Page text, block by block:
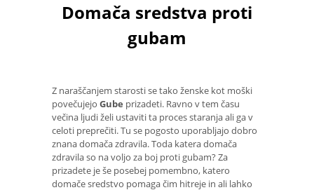
Domača sredstva proti
gubam
Z naraščanjem starosti se tako ženske kot moški
povečujejo Gube prizadeti. Ravno v tem času
večina ljudi želi ustaviti ta proces staranja ali ga v
celoti preprečiti. Tu se pogosto uporabljajo dobro
znana domača zdravila. Toda katera domača
zdravila so na voljo za boj proti gubam? Za
prizadete je še posebej pomembno, katero
domače sredstvo pomaga čim hitreje in ali lahko